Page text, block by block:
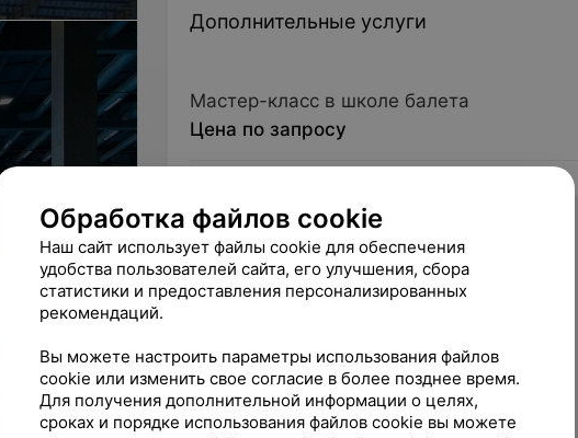
Дополнительные услуги
Мастер-класс в школе балета
Цена по запросу
Обработка файлов cookie
Наш сайт использует файлы cookie для обеспечения
удобства пользователей сайта, его улучшения, сбора
статистики и предоставления персонализированных
рекомендаций.
Вы можете настроить параметры использования файлов
cookie или изменить свое согласие в более позднее время.
Для получения дополнительной информации о целях,
сроках и порядке использования файлов cookie вы можете